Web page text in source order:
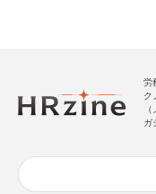
労
ク
ガ